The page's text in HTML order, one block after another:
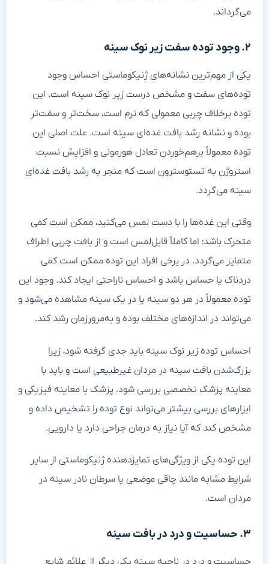
می‌گرداند.
۲. وجود توده سفت زیر نوک سینه
یکی از مهم‌ترین نشانه‌های ژنیکوماستی احساس وجود
توده‌های سفت و مشخص درست زیر نوک سینه است. این
توده برخلاف چربی معمولی که نرم است، سخت‌تر و سفت‌تر
بوده و نشانه رشد بافت غده‌ای سینه است. علت اصلی این
توده معمولاً برهم‌خوردن تعادل هورمونی و افزایش نسبت
استروژن به تستوسترون است که منجر به رشد بافت غده‌ای
سینه می‌گردد.
وقتی این غده‌ها را با دست لمس می‌کنید، ممکن است کمی
متحرک باشد؛ اما کاملاً قابل‌لمس است و از بافت چربی اطراف
متمایز می‌گردد. در برخی افراد این توده ممکن است کمی
دردناک یا حساس باشد و احساس ناراحتی ایجاد کند. وجود این
توده معمولاً در هر دو سینه یا در یک سینه مشاهده می‌شود و
می‌تواند در اندازه‌های مختلف بوده و به‌مرورزمان رشد کند.
احساس توده زیر نوک سینه باید جدی گرفته شود، زیرا
بزرگ‌شدن بافت سینه در مردان غیرطبیعی است و باید با
معاینه پزشک تخصصی بررسی شود. پزشک با معاینه فیزیکی و
ابزارهای بررسی بیشتر می‌تواند نوع توده را تشخیص داده و
مشخص کند که آیا نیاز به درمان جراحی دارد یا دارویی.
این توده یکی از ویژگی‌های تمایزدهنده ژنیکوماستی از سایر
شرایط مشابه مانند چاقی موضعی یا سرطان نادر سینه در
مردان است.
۳. حساسیت و درد در بافت سینه
حساسیت و درد در ناحیه سینه یکی دیگر از علائم شایع